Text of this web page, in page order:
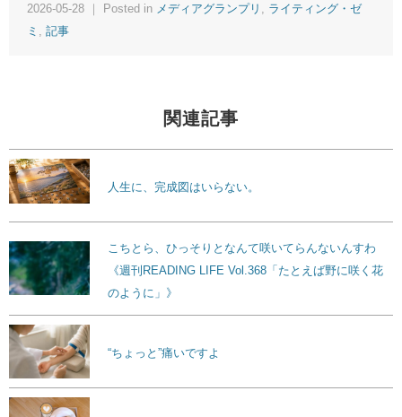
2026-05-28 ｜ Posted in メディアグランプリ
ライティング・ゼ
ミ
記事
関連記事
人生に、完成図はいらない。
こちとら、ひっそりとなんて咲いてらんないんすわ
《週刊READING LIFE Vol.368「たとえば野に咲く花
のように」》
“ちょっと”痛いですよ